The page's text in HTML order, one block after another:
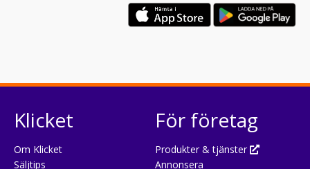
Klicket
Om Klicket
Säljtips
För företag
Produkter & tjänster
Annonsera